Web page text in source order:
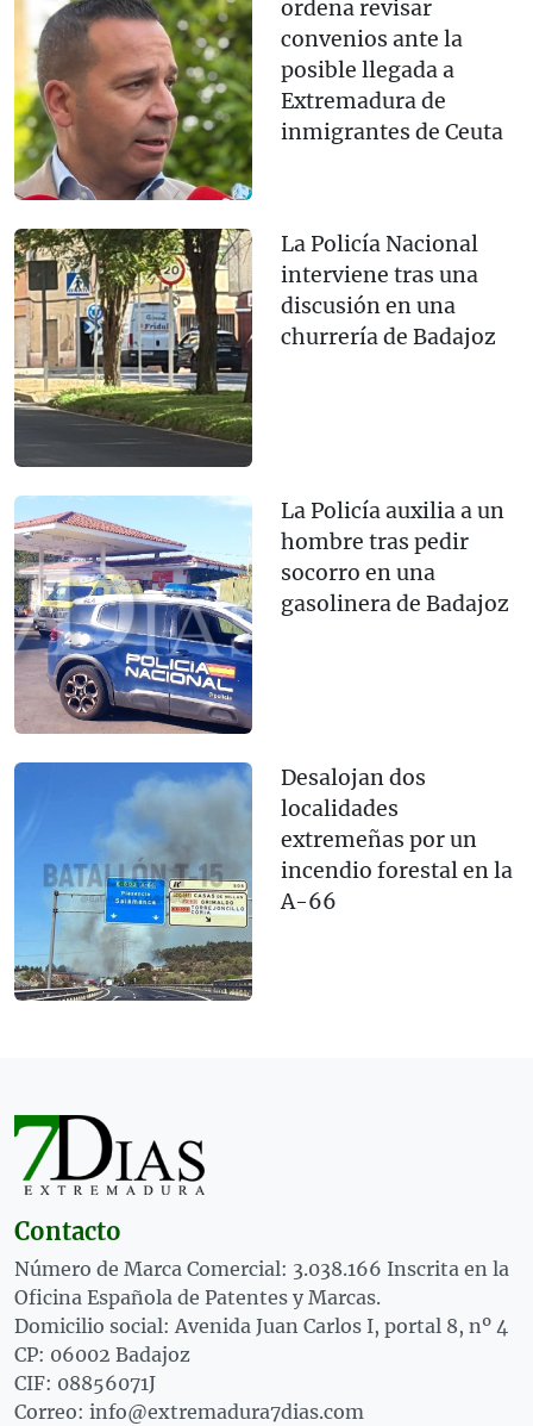
ordena revisar
convenios ante la
posible llegada a
Extremadura de
inmigrantes de Ceuta
La Policía Nacional
interviene tras una
discusión en una
churrería de Badajoz
La Policía auxilia a un
hombre tras pedir
socorro en una
gasolinera de Badajoz
Desalojan dos
localidades
extremeñas por un
incendio forestal en la
A-66
Contacto
Número de Marca Comercial: 3.038.166 Inscrita en la
Oficina Española de Patentes y Marcas.
Domicilio social: Avenida Juan Carlos I, portal 8, nº 4
CP: 06002 Badajoz
CIF: 08856071J
Correo: info@extremadura7dias.com